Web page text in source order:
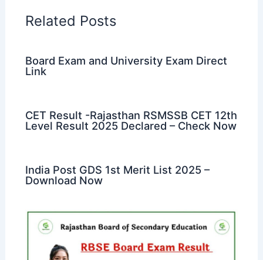
Related Posts
Board Exam and University Exam Direct
Link
CET Result -Rajasthan RSMSSB CET 12th
Level Result 2025 Declared – Check Now
India Post GDS 1st Merit List 2025 –
Download Now